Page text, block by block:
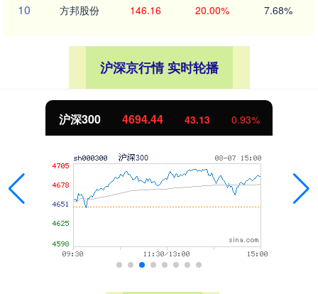
10 方邦股份 146.16 20.00% 7.68%
沪深京行情 实时轮播
沪深300 4694.44 43.13 0.93%